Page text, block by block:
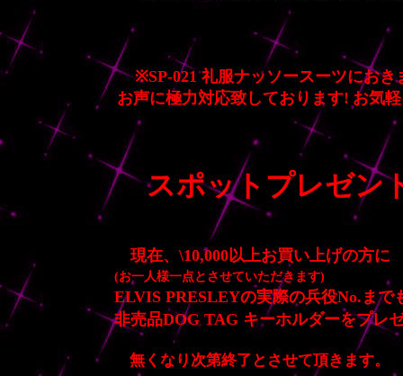
※SP-021 礼服ナッソースーツにお
お声に極力対応致しております! お気
スポットプレゼン
現在、\10,000以上お買い上げの方に
(お一人様一点とさせていただきます)
ELVIS PRESLEYの実際の兵役No.まで
非売品DOG TAG キーホルダーをプレ
無くなり次第終了とさせて頂きます。